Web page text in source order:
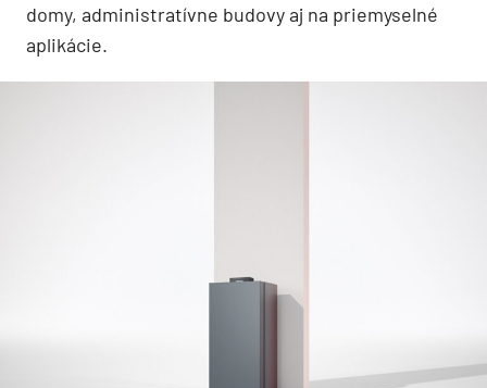
domy, administratívne budovy aj na priemyselné
aplikácie.